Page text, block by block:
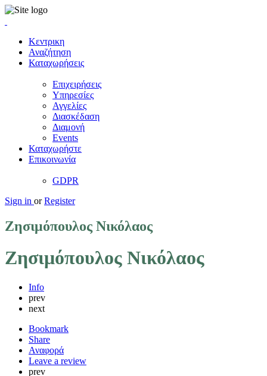
Κεντρικη
Αναζήτηση
Καταχωρήσεις
Επιχειρήσεις
Υπηρεσίες
Αγγελίες
Διασκέδαση
Διαμονή
Events
Καταχωρήστε
Επικοινωνία
GDPR
Sign in or Register
Ζησιμόπουλος Νικόλαος
Ζησιμόπουλος Νικόλαος
Info
prev
next
Bookmark
Share
Αναφορά
Leave a review
prev